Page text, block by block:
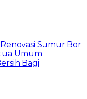
Sumur Bor
Umum
Bagi